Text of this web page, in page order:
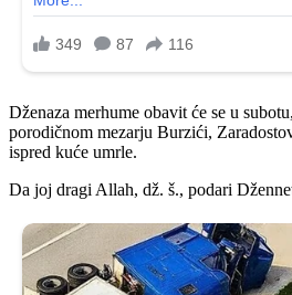
Dženaza merhume obavit će se u
porodičnom mezarju Burzići,
ispred kuće umrle.
Da joj dragi Allah, dž. š., podari